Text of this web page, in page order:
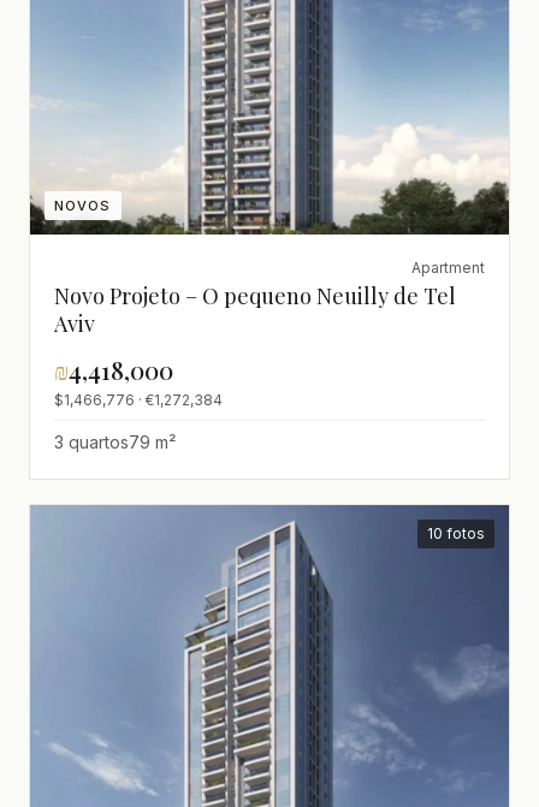
NOVOS
Apartment
Novo Projeto – O pequeno Neuilly de Tel
Aviv
₪4,418,000
$1,466,776 · €1,272,384
3 quartos79 m²
10 fotos